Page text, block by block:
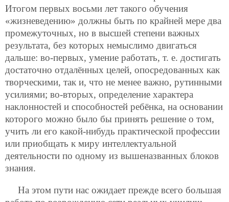
Итогом первых восьми лет такого обучения
«жизневедению» должны быть по крайней мере два
промежуточных, но в высшей степени важных
результата, без которых немыслимо двигаться
дальше: во-первых, умение работать, т. е. достигать
достаточно отдалённых целей, опосредованных как
творческими, так и, что не менее важно, рутинными
усилиями; во-вторых, определение характера
наклонностей и способностей ребёнка, на основании
которого можно было бы принять решение о том,
учить ли его какой-нибудь практической профессии
или приобщать к миру интеллектуальной
деятельности по одному из вышеназванных блоков
знания.
На этом пути нас ожидает прежде всего большая